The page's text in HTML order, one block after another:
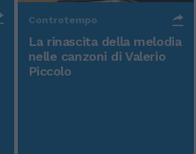
Controtempo
La rinascita della melodia
nelle canzoni di Valerio
Piccolo